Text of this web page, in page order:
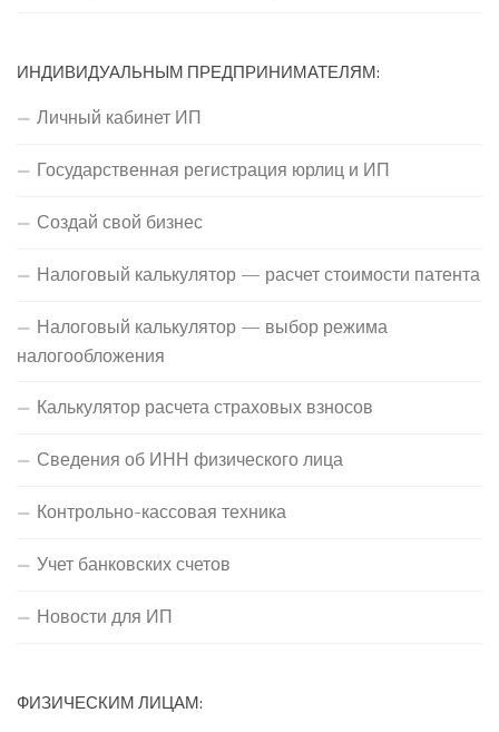
ИНДИВИДУАЛЬНЫМ ПРЕДПРИНИМАТЕЛЯМ:
Личный кабинет ИП
Государственная регистрация юрлиц и ИП
Создай свой бизнес
Налоговый калькулятор — расчет стоимости патента
Налоговый калькулятор — выбор режима
налогообложения
Калькулятор расчета страховых взносов
Сведения об ИНН физического лица
Контрольно-кассовая техника
Учет банковских счетов
Новости для ИП
ФИЗИЧЕСКИМ ЛИЦАМ: